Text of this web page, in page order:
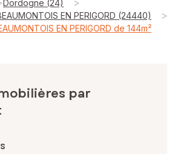
Dordogne (24)
EN PERIGORD (24440) >
EN PERIGORD de 144m²
par